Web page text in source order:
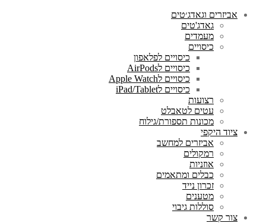
אביזרים וגאדג׳טים
גאדג'טים
מעמדים
כיסויים
כיסויים לפלאפון
כיסויים לAirPods
כיסויים לApple Watch
כיסויים לiPad/Tablet
רצועות
עטים לטאבלט
מכונות תספורת/גילוח
ציוד היקפי
אביזרים למחשב
רמקולים
אוזניות
כבלים ומתאמים
זכרון נייד
מטענים
סוללות גיבוי
צור קשר